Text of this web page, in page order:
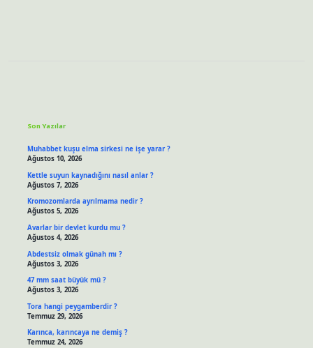
Son Yazılar
Muhabbet kuşu elma sirkesi ne işe yarar ?
Ağustos 10, 2026
Kettle suyun kaynadığını nasıl anlar ?
Ağustos 7, 2026
Kromozomlarda ayrılmama nedir ?
Ağustos 5, 2026
Avarlar bir devlet kurdu mu ?
Ağustos 4, 2026
Abdestsiz olmak günah mı ?
Ağustos 3, 2026
47 mm saat büyük mü ?
Ağustos 3, 2026
Tora hangi peygamberdir ?
Temmuz 29, 2026
Karınca, karıncaya ne demiş ?
Temmuz 24, 2026